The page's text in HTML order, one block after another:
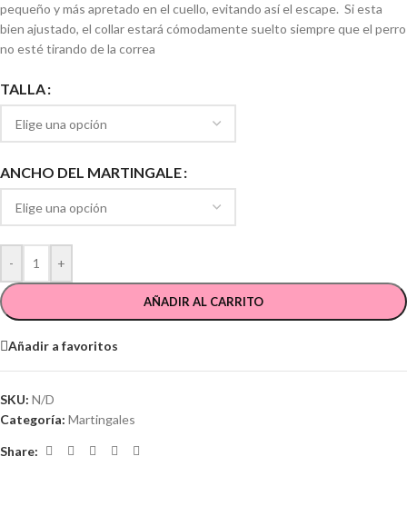
pequeño y más apretado en el cuello, evitando así el escape. Si esta
bien ajustado, el collar estará cómodamente suelto siempre que el perro
no esté tirando de la correa
TALLA
ANCHO DEL MARTINGALE
- +
AÑADIR AL CARRITO
Añadir a favoritos
SKU: N/D
Categoría: Martingales
Share: